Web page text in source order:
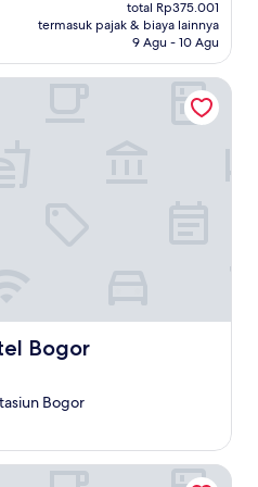
Rp309.918
total Rp375.001
termasuk pajak & biaya lainnya
9 Agu - 10 Agu
Bogor
Bogor
International